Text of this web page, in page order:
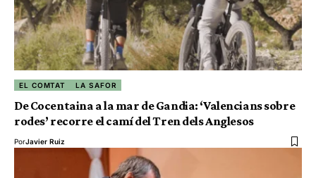
EL COMTAT LA SAFOR
De Cocentaina a la mar de Gandia: ‘Valencians sobre
rodes’ recorre el camí del Tren dels Anglesos
PorJavier Ruiz